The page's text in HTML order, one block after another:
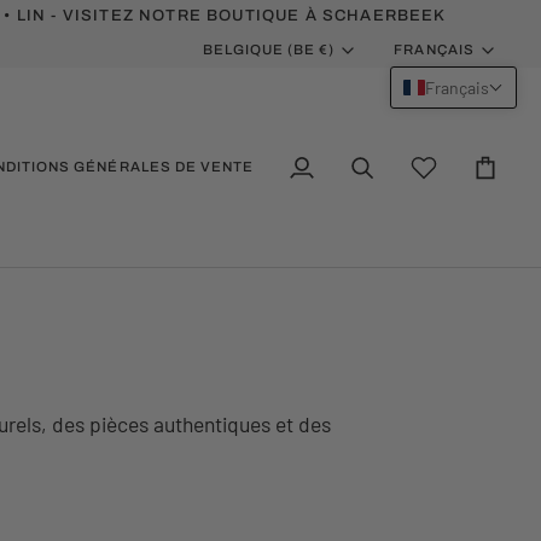
LIN - VISITEZ NOTRE BOUTIQUE À SCHAERBEEK
MONNAIE
BELGIQUE (BE €) LANGUE
FRANÇAIS
GÉNÉRALES DE VENTE
Mon
RechercheWishlist Panier
des pièces authentiques et des
Français